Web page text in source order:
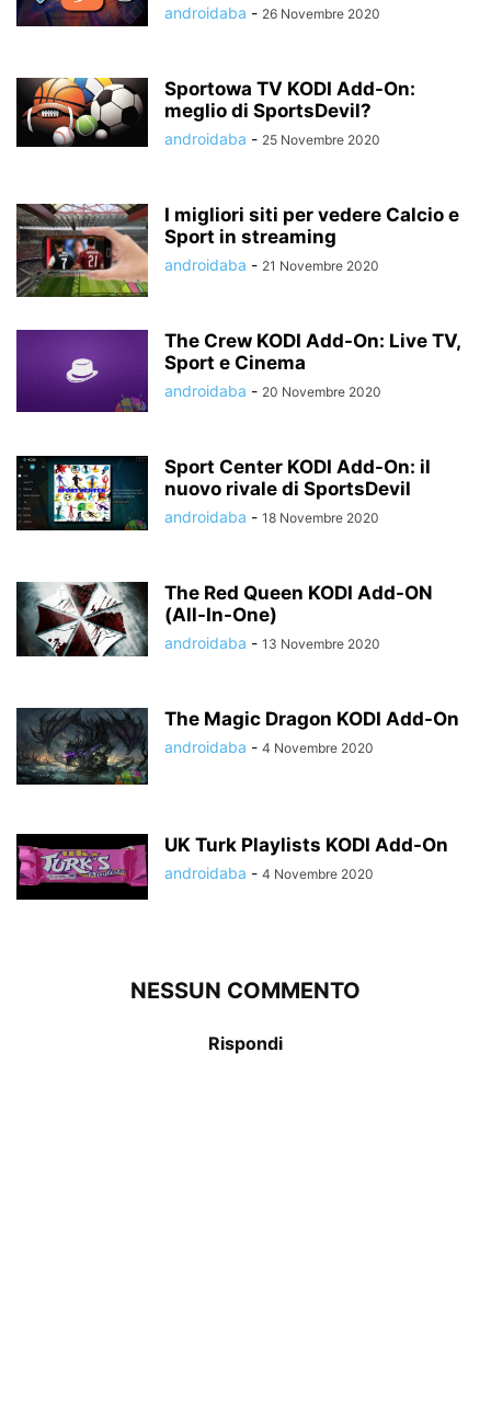
androidaba - 26 Novembre 2020
Sportowa TV KODI Add-On:
meglio di SportsDevil?
androidaba - 25 Novembre 2020
I migliori siti per vedere Calcio e
Sport in streaming
androidaba - 21 Novembre 2020
The Crew KODI Add-On: Live TV,
Sport e Cinema
androidaba - 20 Novembre 2020
Sport Center KODI Add-On: il
nuovo rivale di SportsDevil
androidaba - 18 Novembre 2020
The Red Queen KODI Add-ON
(All-In-One)
androidaba - 13 Novembre 2020
The Magic Dragon KODI Add-On
androidaba - 4 Novembre 2020
UK Turk Playlists KODI Add-On
androidaba - 4 Novembre 2020
NESSUN COMMENTO
Rispondi